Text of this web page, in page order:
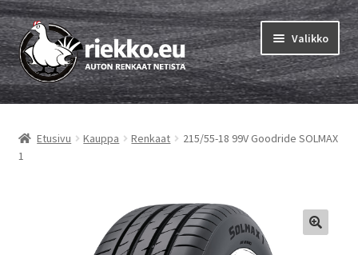
Siirry
navigointiin
Siirry
sisältöön
Valikko
Etusivu
Vinkit & ohjeet
Etusivu Kauppa Renkaat
215/55-18 99V Goodride SOLMAX
1